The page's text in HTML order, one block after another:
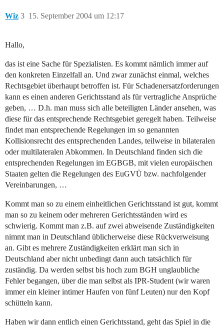
Wiz 15. September 2004 um 12:17
3
Hallo,
das ist eine Sache für Spezialisten. Es kommt nämlich immer auf
den konkreten Einzelfall an. Und zwar zunächst einmal, welches
Rechtsgebiet überhaupt betroffen ist. Für Schadenersatzforderungen
kann es einen anderen Gerichtsstand als für vertragliche Ansprüche
geben, … D.h. man muss sich alle beteiligten Länder ansehen, was
diese für das entsprechende Rechtsgebiet geregelt haben. Teilweise
findet man entsprechende Regelungen im so genannten
Kollisionsrecht des entsprechenden Landes, teilweise in bilateralen
oder multilateralen Abkommen. In Deutschland finden sich die
entsprechenden Regelungen im EGBGB, mit vielen europäischen
Staaten gelten die Regelungen des EuGVÜ bzw. nachfolgender
Vereinbarungen, …
Kommt man so zu einem einheitlichen Gerichtsstand ist gut, kommt
man so zu keinem oder mehreren Gerichtsständen wird es
schwierig. Kommt man z.B. auf zwei abweisende Zuständigkeiten
nimmt man in Deutschland üblicherweise diese Rückverweisung
an. Gibt es mehrere Zuständigkeiten erklärt man sich in
Deutschland aber nicht unbedingt dann auch tatsächlich für
zuständig. Da werden selbst bis hoch zum BGH unglaubliche
Fehler begangen, über die man selbst als IPR-Student (wir waren
immer ein kleiner intimer Haufen von fünf Leuten) nur den Kopf
schütteln kann.
Haben wir dann entlich einen Gerichtsstand, geht das Spiel in die